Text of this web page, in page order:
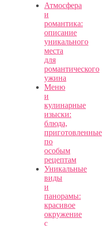
Атмосфера
и
романтика:
описание
уникального
места
для
романтического
ужина
Меню
и
кулинарные
изыски:
блюда,
приготовленные
по
особым
рецептам
Уникальные
виды
и
панорамы:
красивое
окружение
с